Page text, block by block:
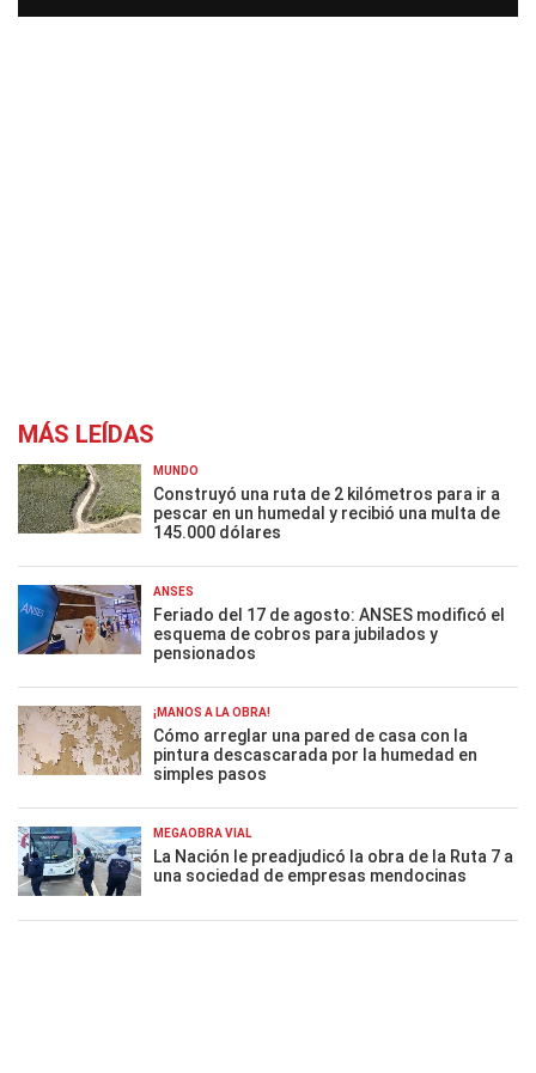
MÁS LEÍDAS
MUNDO
Construyó una ruta de 2 kilómetros para ir a
pescar en un humedal y recibió una multa de
145.000 dólares
ANSES
Feriado del 17 de agosto: ANSES modificó el
esquema de cobros para jubilados y
pensionados
¡MANOS A LA OBRA!
Cómo arreglar una pared de casa con la
pintura descascarada por la humedad en
simples pasos
MEGAOBRA VIAL
La Nación le preadjudicó la obra de la Ruta 7 a
una sociedad de empresas mendocinas